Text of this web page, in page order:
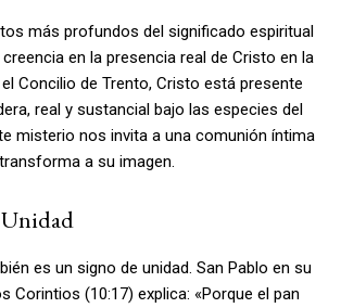
más profundos del significado espiritual
en la presencia real de Cristo en la
Concilio de Trento, Cristo está presente
real y sustancial bajo las especies del
misterio nos invita a una comunión íntima
a su imagen.
es un signo de unidad. San Pablo en su
Corintios (10:17) explica: «Porque el pan